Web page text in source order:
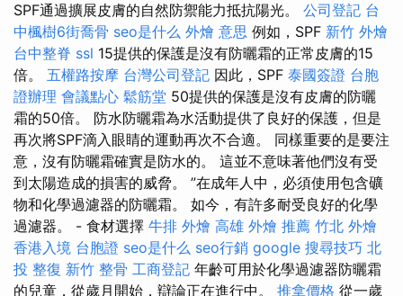
SPF通過擴展皮膚的自然防禦能力抵抗陽光。 公司登記 台
中楓樹6街喬骨 seo是什么 外燴 意思 例如，SPF 新竹 外燴
台中整脊 ssl 15提供的保護是沒有防曬霜的正常皮膚的15
倍。 五權路按摩 台灣公司登記 因此，SPF 泰國簽證 台胞
證辦理 會議點心 鬆筋堂 50提供的保護是沒有皮膚的防曬
霜的50倍。 防水防曬霜為水活動提供了良好的保護，但是
再次將SPF滴入眼睛的運動再次不合適。 同樣重要的是要注
意，沒有防曬霜確實是防水的。 這並不意味著他們沒有受
到太陽造成的損害的威脅。 ”在成年人中，必須使用包含礦
物和化學過濾器的防曬霜。 如今，有許多耐受良好的化學
過濾器。 - 食材選擇 牛排 外燴 高雄 外燴 推薦 竹北 外燴
香港入境 台胞證 seo是什么 seo行銷 google 搜尋技巧 北
投 整復 新竹 整骨 工商登記 年齡可用於化學過濾器防曬霜
的兒童，從歲月開始，辯論正在進行中。 推拿價格 從一歲